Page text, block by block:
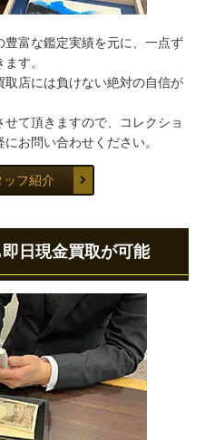
富な鑑定実績を元に、一点ず
す。
店には負けない絶対の自信が
て頂きますので、コレクショ
お問い合わせください。
フ紹介
日現金買取が可能